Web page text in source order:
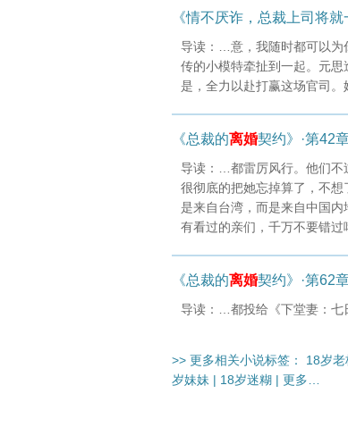
《情不厌诈，总裁上司将
导读：…意，我随时都可以为
传的小模特牵扯到一起。元
是，全力以赴打赢这场官司
《总裁的离婚契约》·第42
导读：…都雷厉风行。他们不
很彻底的把她忘掉算了，不
是来自台湾，而是来自中国
有看过的亲们，千万不要错过
《总裁的离婚契约》·第62
导读：…都投给《下堂妻：七
>> 更多相关小说标签： 18岁老
岁妹妹 | 18岁迷糊 | 更多…